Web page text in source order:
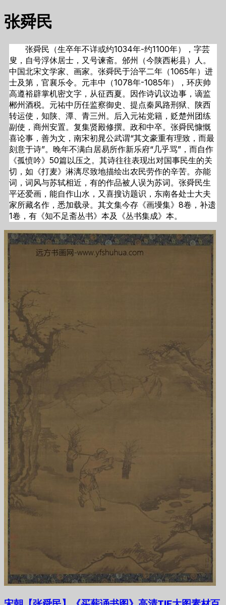
张舜民
张舜民（生卒年不详或约1034年-约1100年），字芸
叟，自号浮休居士，又号谏斋。邠州（今陕西彬县）人。
中国北宋文学家、画家。张舜民于治平二年（1065年）进
士及第，官襄乐令。元丰中（1078年-1085年），环庆帅
高遵裕辟掌机密文字，从征西夏。因作诗讥议边事，谪监
郴州酒税。元祐中历任监察御史、提点秦凤路刑狱、陕西
转运使，知陕、潭、青三州。后入元祐党籍，贬楚州团练
副使，商州安置。复集贤殿修撰。政和中卒。张舜民慷慨
喜论事，善为文，南宋初晁公武谓“其文豪重有理致，而最
刻意于诗”。晚年不满白居易所作新乐府“几乎骂”，而自作
《孤愤吟》50篇以压之。其诗往往表现出对国事民生的关
切，如《打麦》淋漓尽致地描绘出农民劳作的辛苦。亦能
词，词风与苏轼相近，有的作品被人误为苏词。张舜民生
平还爱画，能自作山水，又喜搜访题识，东南各处士大夫
家所藏名作，悉加载录。其文集今存《画墁集》8卷，补遗
1卷，有《知不足斋丛书》本及《丛书集成》本。